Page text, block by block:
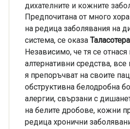
дихателните и кожните
Предпочитана от много
на редица заболявания на
система, се оказа
Независимо, че тя се отнася
алтернативни средства,
я препоръчват на своите
обструктивна белодробна
алергии, свързани с
на белите дробове, кожни
редица хронични